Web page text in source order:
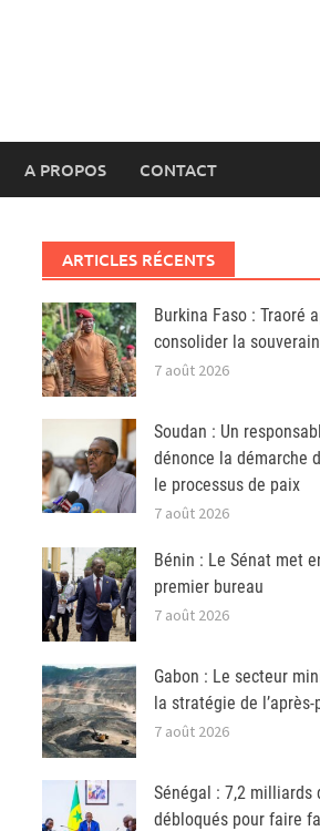
A PROPOS CONTACT
ARTICLES RÉCENTS
Burkina Faso : Traoré
consolider la
7 août 2026
Soudan : Un
dénonce la démarche
le processus de paix
7 août 2026
Bénin : Le Sénat met
premier bureau
7 août 2026
Gabon : Le secteur
la stratégie de
7 août 2026
Sénégal : 7,2 milliards
débloqués pour faire